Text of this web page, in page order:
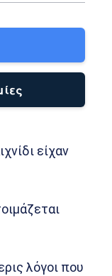
είχαν
λόγοι που